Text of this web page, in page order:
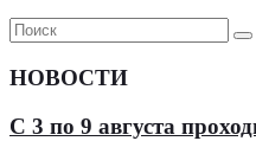
НОВОСТИ
С 3 по 9 августа